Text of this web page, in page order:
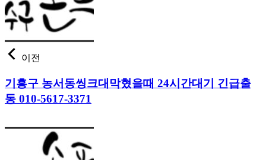
이전
기흥구 농서동씽크대막혔을때 24시간대기 긴급출
동 010-5617-3371